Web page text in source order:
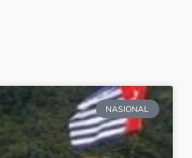
NASIONAL